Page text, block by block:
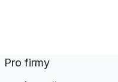
Pro firmy